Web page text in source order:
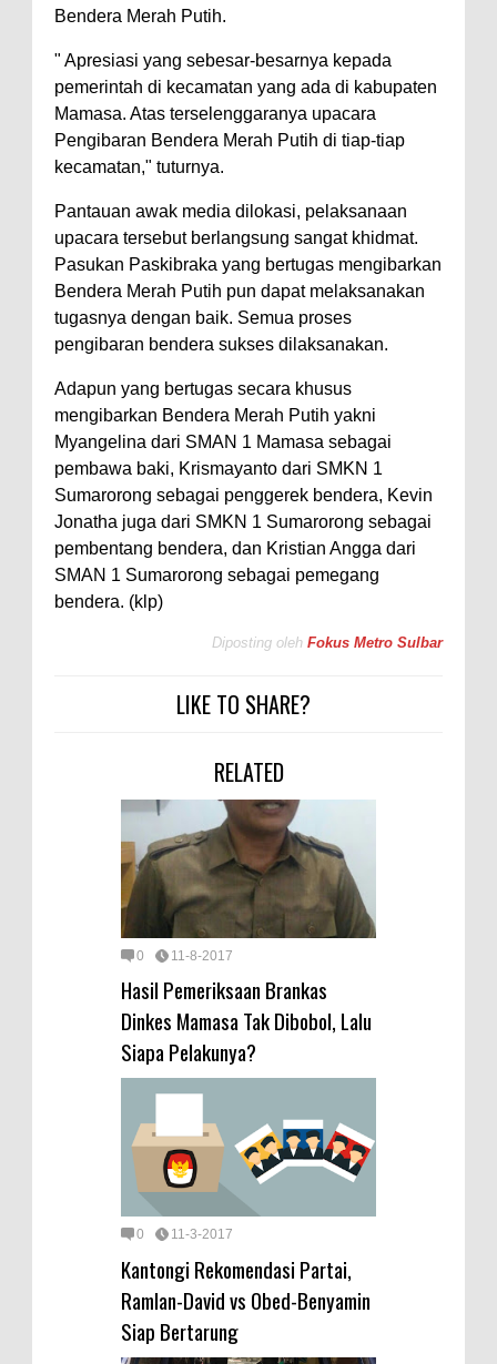
Bendera Merah Putih.
" Apresiasi yang sebesar-besarnya kepada
pemerintah di kecamatan yang ada di kabupaten
Mamasa. Atas terselenggaranya upacara
Pengibaran Bendera Merah Putih di tiap-tiap
kecamatan," tuturnya.
Pantauan awak media dilokasi, pelaksanaan
upacara tersebut berlangsung sangat khidmat.
Pasukan Paskibraka yang bertugas mengibarkan
Bendera Merah Putih pun dapat melaksanakan
tugasnya dengan baik. Semua proses
pengibaran bendera sukses dilaksanakan.
Adapun yang bertugas secara khusus
mengibarkan Bendera Merah Putih yakni
Myangelina dari SMAN 1 Mamasa sebagai
pembawa baki, Krismayanto dari SMKN 1
Sumarorong sebagai penggerek bendera, Kevin
Jonatha juga dari SMKN 1 Sumarorong sebagai
pembentang bendera, dan Kristian Angga dari
SMAN 1 Sumarorong sebagai pemegang
bendera. (klp)
Diposting oleh Fokus Metro Sulbar
LIKE TO SHARE?
RELATED
0 11-8-2017
Hasil Pemeriksaan Brankas
Dinkes Mamasa Tak Dibobol, Lalu
Siapa Pelakunya?
0 11-3-2017
Kantongi Rekomendasi Partai,
Ramlan-David vs Obed-Benyamin
Siap Bertarung